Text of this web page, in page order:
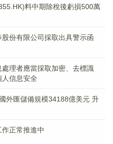
料中期除稅後虧損500萬
份有限公司採取出具警示函
理者應當採取加密、去標識
信息安全
外匯儲備規模34188億美元 升
正常推進中